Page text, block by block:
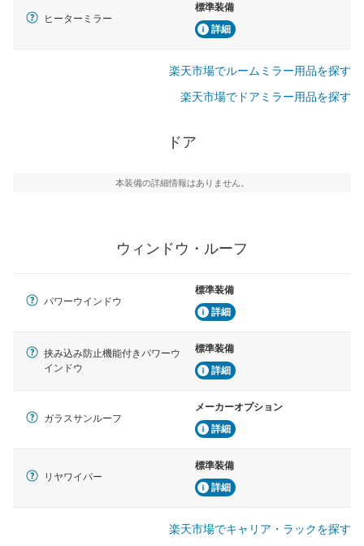
ヒーターミラー
標準装備
詳細
楽天市場でルームミラー用品を探す
楽天市場でドアミラー用品を探す
ドア
本装備の詳細情報はありません。
ウィンドウ・ルーフ
パワーウインドウ
標準装備
詳細
挟み込み防止機能付きパワーウ
インドウ
標準装備
詳細
ガラスサンルーフ
メーカーオプション
詳細
リヤワイパー
標準装備
詳細
楽天市場でキャリア・ラックを探す